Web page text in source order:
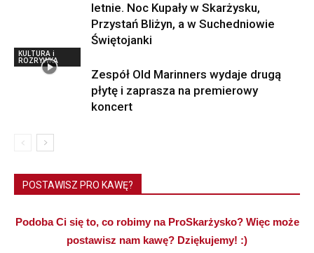
letnie. Noc Kupały w Skarżysku,
Przystań Bliżyn, a w Suchedniowie
Świętojanki
KULTURA i
ROZRYWKA
Zespół Old Marinners wydaje drugą
płytę i zaprasza na premierowy
koncert
POSTAWISZ PRO KAWĘ?
Podoba Ci się to, co robimy na ProSkarżysko? Więc może
postawisz nam kawę? Dziękujemy! :)